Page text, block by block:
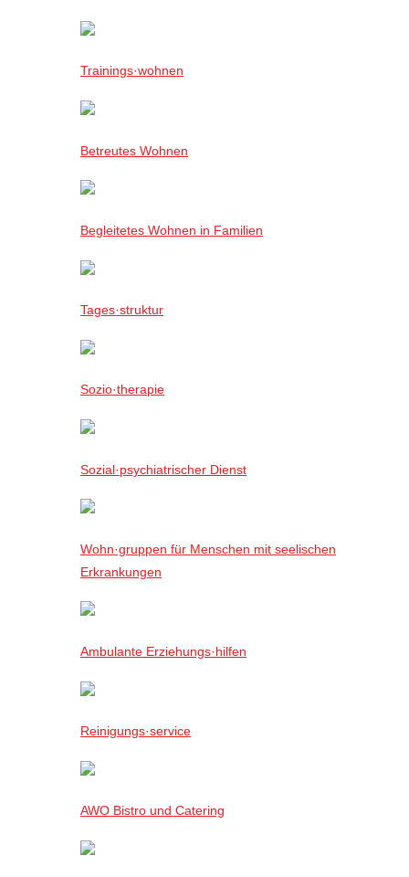
Trainings·wohnen
Betreutes Wohnen
Begleitetes Wohnen in Familien
Tages·struktur
Sozio·therapie
Sozial·psychiatrischer Dienst
Wohn·gruppen für Menschen mit seelischen
Erkrankungen
Ambulante Erziehungs·hilfen
Reinigungs·service
AWO Bistro und Catering